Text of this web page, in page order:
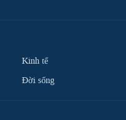
Kinh tế
Ðời sống